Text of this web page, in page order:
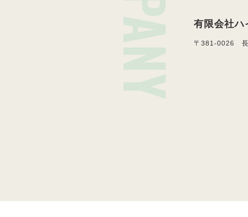
有限会社ハ
〒381-0026 長